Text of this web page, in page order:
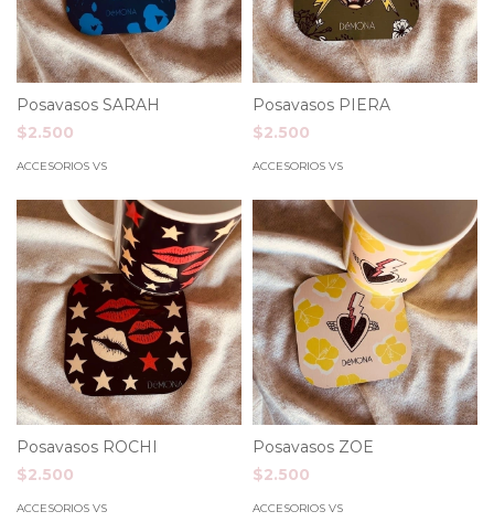
Posavasos SARAH
$2.500
ACCESORIOS VS
Posavasos PIERA
$2.500
ACCESORIOS VS
Posavasos ROCHI
$2.500
ACCESORIOS VS
Posavasos ZOE
$2.500
ACCESORIOS VS